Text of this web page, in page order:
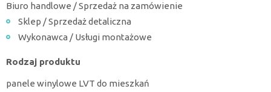
Biuro handlowe / Sprzedaż na zamówienie
Sklep / Sprzedaż detaliczna
Wykonawca / Usługi montażowe
Rodzaj produktu
panele winylowe LVT do mieszkań